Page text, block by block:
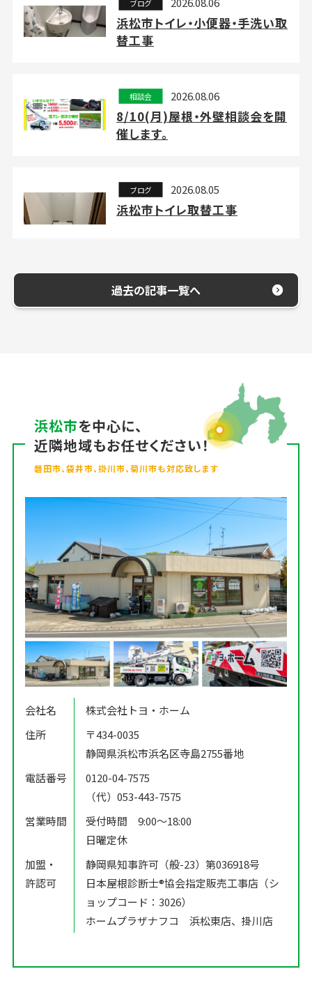
ブログ
浜松市トイレ・小便器・手洗い取
替工事
相談会 2026.08.06
8/10(月)屋根・外壁相談会を開
催します。
ブログ 2026.08.05
浜松市トイレ取替工事
過去の記事一覧へ
浜松市を中心に、
近隣地域もお任せください！
磐田市、袋井市、掛川市、菊川市も対応致します
会社名
株式会社トヨ・ホーム
住所
〒434-0035
静岡県浜松市浜名区寺島2755番地
電話番号
0120-04-7575
（代）053-443-7575
営業時間
受付時間 9:00〜18:00
日曜定休
加盟・
許認可
静岡県知事許可（般-23）第036918号
日本屋根診断士®️協会指定販売工事店（シ
ョップコード：3026）
ホームプラザナフコ 浜松東店、掛川店